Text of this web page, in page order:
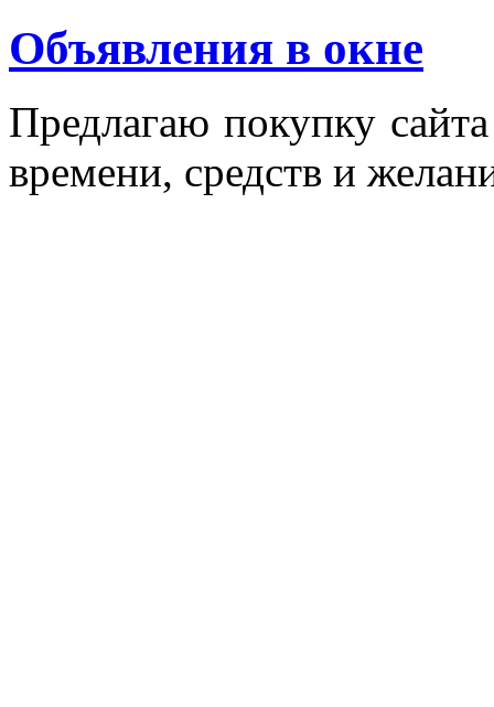
Объявления в окне
Пред­ла­гаю по­куп­ку
вре­мени, средств и